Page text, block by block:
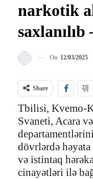
narkotik
On 12/03/2025
Share
Tbilisi, Kvemo-
Svaneti, Acara
dövrlərdə
və istintaq
cinayətləri ilə